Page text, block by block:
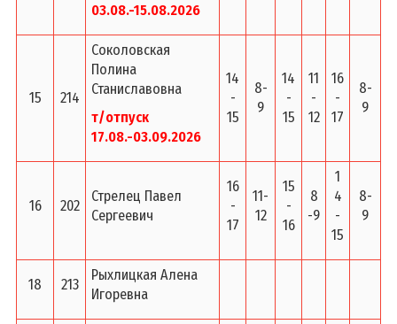
03.08.-15.08.2026
15 214
Соколовская
Полина
Станиславовна
т/отпуск
17.08.-03.09.2026
14
-
15
8-
9
14
-
15
11
-
12
16
-
17
8-
9
16 202
Стрелец Павел
Сергеевич
16
-
17
11-
12
15
-
16
8
-9
1
4
-
15
8-
9
18 213
Рыхлицкая Алена
Игоревна